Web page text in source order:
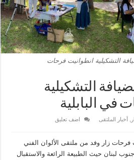
التشكيلية انطوانيت فرحات
التشكيلية
في البابلية
أخبار الملتقى
اضف تعليق
فرحات زار وفد من ملتقى الألوان الفني
جنوب لبنان حيث الطبيعة الرائعة والاستقبال